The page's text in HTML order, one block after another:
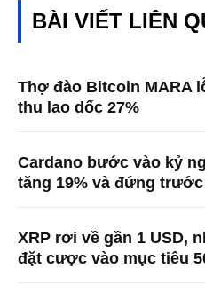
BÀI VIẾT LIÊN
Thợ đào Bitcoin MARA
thu lao dốc 27%
Cardano bước vào kỷ
tăng 19% và đứng
XRP rơi về gần 1 USD,
đặt cược vào mục tiêu